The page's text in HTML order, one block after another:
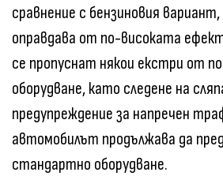
сравнение с бензиновия
оправдава от по-високата
се пропуснат някои екстри от
оборудване, като следене на
предупреждение за напречен
автомобилът продължава да
стандартно оборудване.